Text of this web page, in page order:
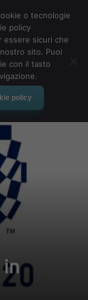
o tecnologie
policy
sicuri che
sito. Puoi
con il tasto
policy